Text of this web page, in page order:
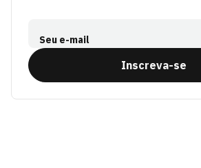
Seu e-mail
Inscreva-se